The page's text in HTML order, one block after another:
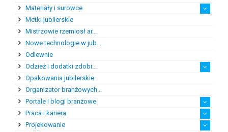
Materiały i surowce
Bursztyn
Kamienie jubilersko-oz...
Kamienie syntetyczne
Kamienie szlachetne
Metale szlachetne
Półfabrykaty do produk...
Pozostałe materiały i ...
Metki jubilerskie
Mistrzowie rzemiosł ar...
Nowe technologie w jub...
Odlewnie
Odzież i dodatki zdobi...
Odzież damska i dodatki
Odzież męska i dodatki
Okulary
Suknie ślubne
Opakowania jubilerskie
Organizator branżowych...
Portale i blogi branżowe
Blogi branżowe
Portale branżowe
Praca i kariera
Doradztwo zawodowe
Pośrednictwo pracy
Praktyki zawodowe
Projekowanie